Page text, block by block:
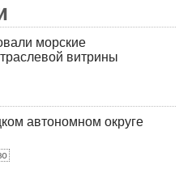
морские
витрины
автономном округе